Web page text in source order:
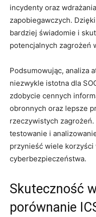
incydenty oraz
zapobiegawczych.
bardziej świadomie i
potencjalnych zagrożeń
Podsumowując, ⁢analiza
niezwykle istotna dla
zdobycie cennych
obronnych oraz lepsze
rzeczywistych
testowanie ⁤i
⁤przynieść ⁣wiele korzyści
cyberbezpieczeństwa.
Skuteczność
porównanie